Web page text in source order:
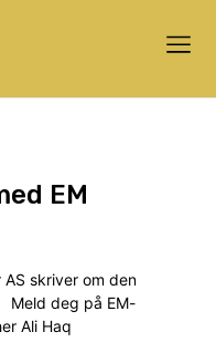
EM
AS skriver om den
Meld deg på EM-
Ali Haq